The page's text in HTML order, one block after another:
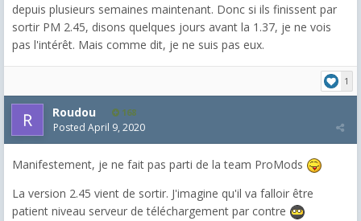
depuis plusieurs semaines maintenant. Donc si ils finissent par
sortir PM 2.45, disons quelques jours avant la 1.37, je ne vois
pas l'intérêt. Mais comme dit, je ne suis pas eux.
1
Roudou 168
Posted April 9, 2020
Manifestement, je ne fait pas parti de la team ProMods
La version 2.45 vient de sortir. J'imagine qu'il va falloir être
patient niveau serveur de téléchargement par contre